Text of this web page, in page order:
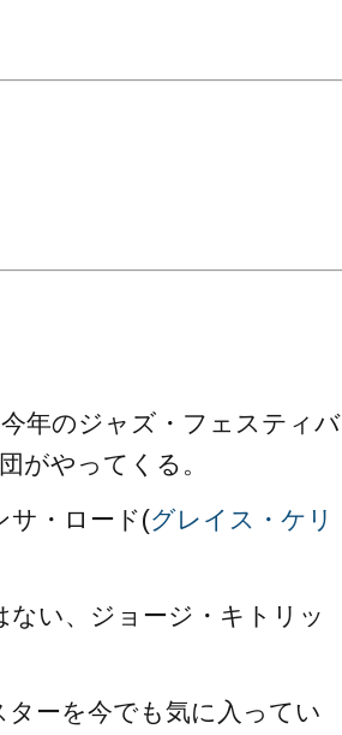
年のジャズ・フェスティバ
がやってくる。
サ・ロード(グレイス・ケリ
い、ジョージ・キトリッ
ターを今でも気に入ってい